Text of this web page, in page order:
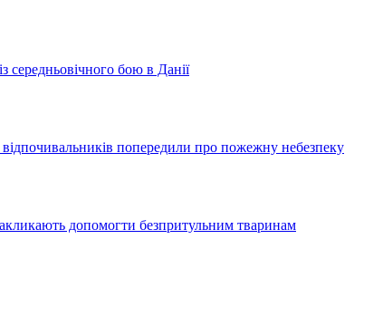
середньовічного бою в Данії
попередили про пожежну небезпеку
допомогти безпритульним тваринам